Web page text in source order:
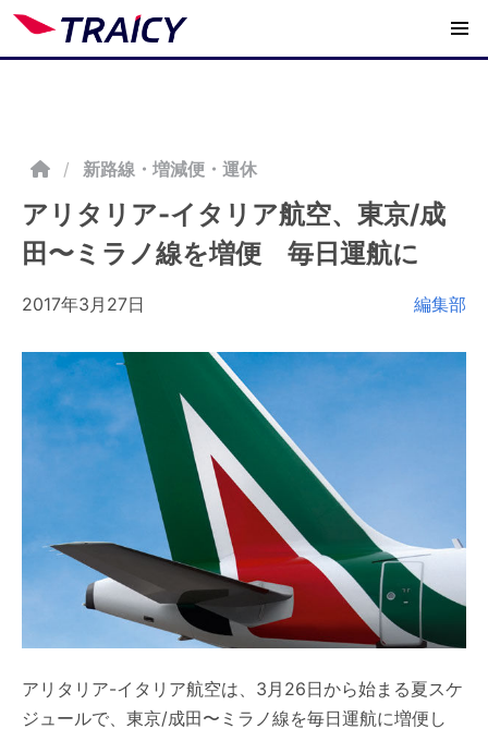
/ 新路線・増減便・運休
アリタリア-イタリア航空、東京/成
田〜ミラノ線を増便 毎日運航に
2017年3月27日 編集部
アリタリア-イタリア航空は、3月26日から始まる夏スケ
ジュールで、東京/成田〜ミラノ線を毎日運航に増便し